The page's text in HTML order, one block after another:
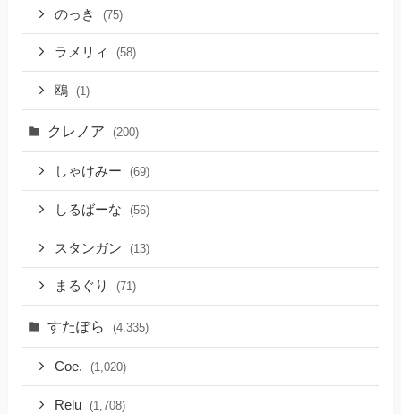
のっき (75)
ラメリィ (58)
鴎 (1)
クレノア (200)
しゃけみー (69)
しるばーな (56)
スタンガン (13)
まるぐり (71)
すたぽら (4,335)
Coe. (1,020)
Relu (1,708)